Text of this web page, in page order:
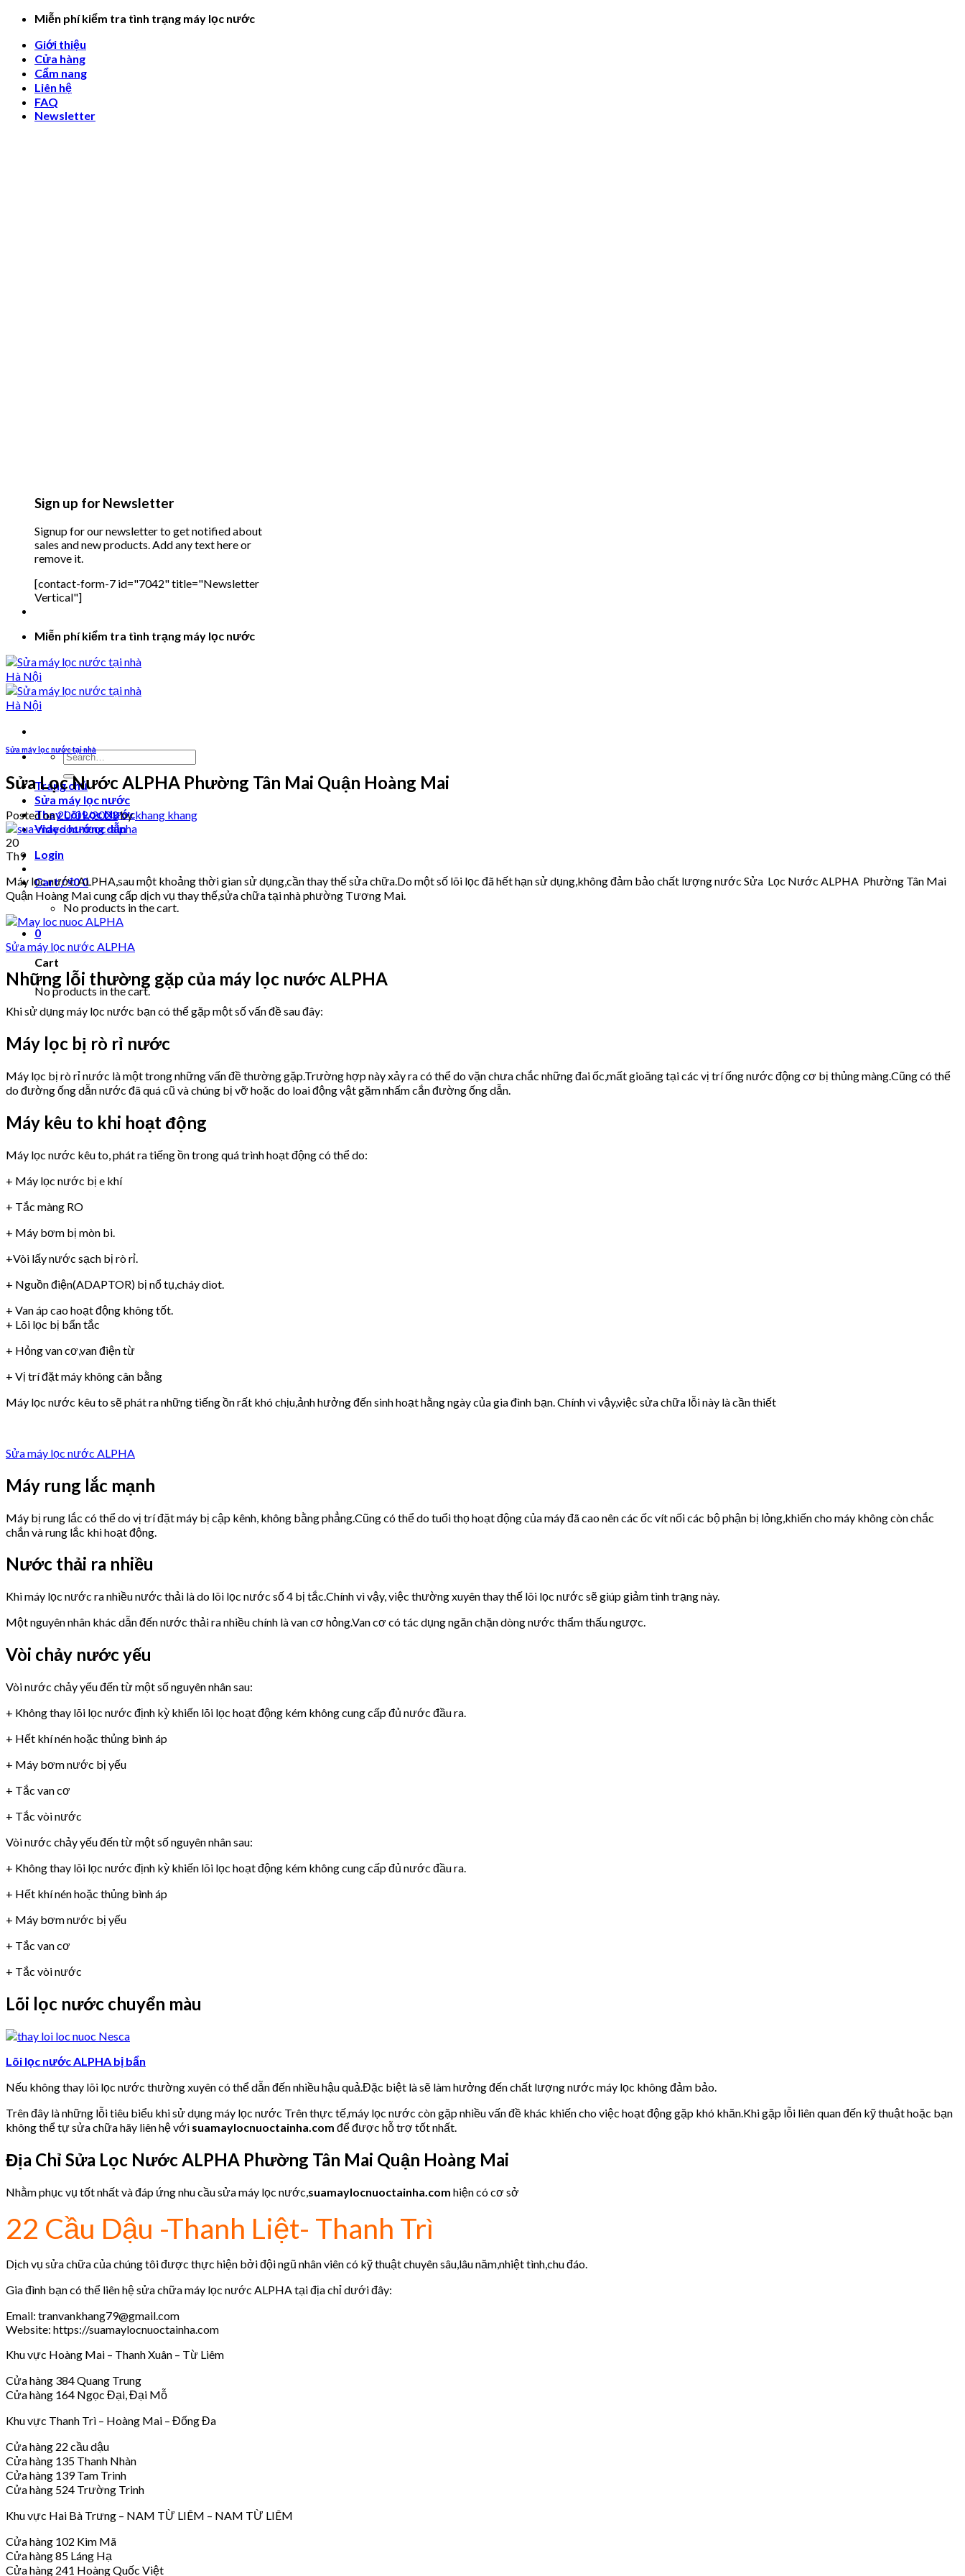
Skip
content
Miễn phí kiểm tra tình trạng máy lọc nước
Giới thiệu
Cửa hàng
Cẩm nang
Liên hệ
FAQ
Newsletter
Sign up for Newsletter
Signup for our newsletter to get notified about
sales and new products. Add any text here or
remove it.
[contact-form-7 id="7042" title="Newsletter
Vertical"]
Miễn phí kiểm tra tình trạng máy lọc nước
Search
for:
Trang chủ
Sửa máy lọc nước
Thay Lõi Lọc Nước
Video hướng dẫn
Login
Cart /₫00
No products in the cart.
0
Cart
No products in the cart.
Sửa máy lọc nước tại nhà
Sửa Lọc Nước ALPHA Phường Tân Mai Quận Hoàng Mai
Posted on20/09/2023bykhang khang
20
Th9
Máy lọc nước ALPHA,sau một khoảng thời gian sử dụng,cần thay thế sửa chữa.Do một số lõi lọc đã hết hạn sử dụng,không đảm bảo chất lượng nước Sửa Lọc Nước ALPHA Phường Tân Mai
Quận Hoàng Mai cung cấp dịch vụ thay thế,sửa chữa tại nhà phường Tương Mai.
Sửa máy lọc nước ALPHA
Những lỗi thường gặp của máy lọc nước ALPHA
Khi sử dụng máy lọc nước bạn có thể gặp một số vấn đề sau đây:
Máy lọc bị rò rỉ nước
Máy lọc bị rò rỉ nước là một trong những vấn đề thường gặp.Trường hợp này xảy ra có thể do vặn chưa chắc những đai ốc,mất gioăng tại các vị trí ống nước động cơ bị thủng màng.Cũng có thể
do đường ống dẫn nước đã quá cũ và chúng bị vỡ hoặc do loai động vật gặm nhấm cắn đường ống dẫn.
Máy kêu to khi hoạt động
Máy lọc nước kêu to, phát ra tiếng ồn trong quá trình hoạt động có thể do:
+ Máy lọc nước bị e khí
+ Tắc màng RO
+ Máy bơm bị mòn bi.
+Vòi lấy nước sạch bị rò rỉ.
+ Nguồn điện(ADAPTOR) bị nổ tụ,cháy diot.
+ Van áp cao hoạt động không tốt.
+ Lõi lọc bị bẩn tắc
+ Hỏng van cơ,van điện từ
+ Vị trí đặt máy không cân bằng
Máy lọc nước kêu to sẽ phát ra những tiếng ồn rất khó chịu,ảnh hưởng đến sinh hoạt hằng ngày của gia đình bạn. Chính vì vậy,việc sửa chữa lỗi này là cần thiết
Sửa máy lọc nước ALPHA
Máy rung lắc mạnh
Máy bị rung lắc có thể do vị trí đặt máy bị cập kênh, không bằng phẳng.Cũng có thể do tuổi thọ hoạt động của máy đã cao nên các ốc vít nối các bộ phận bị lỏng,khiến cho máy không còn chắc
chắn và rung lắc khi hoạt động.
Nước thải ra nhiều
Khi máy lọc nước ra nhiều nước thải là do lõi lọc nước số 4 bị tắc.Chính vì vậy, việc thường xuyên thay thế lõi lọc nước sẽ giúp giảm tình trạng này.
Một nguyên nhân khác dẫn đến nước thải ra nhiều chính là van cơ hỏng.Van cơ có tác dụng ngăn chặn dòng nước thẩm thấu ngược.
Vòi chảy nước yếu
Vòi nước chảy yếu đến từ một số nguyên nhân sau:
+ Không thay lõi lọc nước định kỳ khiến lõi lọc hoạt động kém không cung cấp đủ nước đầu ra.
+ Hết khí nén hoặc thủng bình áp
+ Máy bơm nước bị yếu
+ Tắc van cơ
+ Tắc vòi nước
Vòi nước chảy yếu đến từ một số nguyên nhân sau:
+ Không thay lõi lọc nước định kỳ khiến lõi lọc hoạt động kém không cung cấp đủ nước đầu ra.
+ Hết khí nén hoặc thủng bình áp
+ Máy bơm nước bị yếu
+ Tắc van cơ
+ Tắc vòi nước
Lõi lọc nước chuyển màu
Lõi lọc nước ALPHA bị bẩn
Nếu không thay lõi lọc nước thường xuyên có thể dẫn đến nhiều hậu quả.Đặc biệt là sẽ làm hưởng đến chất lượng nước máy lọc không đảm bảo.
Trên đây là những lỗi tiêu biểu khi sử dụng máy lọc nước Trên thực tế,máy lọc nước còn gặp nhiều vấn đề khác khiến cho việc hoạt động gặp khó khăn.Khi gặp lỗi liên quan đến kỹ thuật hoặc bạn
không thể tự sửa chữa hãy liên hệ với suamaylocnuoctainha.com để được hỗ trợ tốt nhất.
Địa Chỉ Sửa Lọc Nước ALPHA Phường Tân Mai Quận Hoàng Mai
Nhằm phục vụ tốt nhất và đáp ứng nhu cầu sửa máy lọc nước, suamaylocnuoctainha.com hiện có cơ sở
22 Cầu Dậu -Thanh Liệt- Thanh Trì
Dịch vụ sửa chữa của chúng tôi được thực hiện bởi đội ngũ nhân viên có kỹ thuật chuyên sâu,lâu năm,nhiệt tình,chu đáo.
Gia đình bạn có thể liên hệ sửa chữa máy lọc nước ALPHA tại địa chỉ dưới đây:
Email: tranvankhang79@gmail.com
Website: https://suamaylocnuoctainha.com
Khu vực Hoàng Mai – Thanh Xuân – Từ Liêm
Cửa hàng 384 Quang Trung
Cửa hàng 164 Ngọc Đại, Đại Mỗ
Khu vực Thanh Trì – Hoàng Mai – Đống Đa
Cửa hàng 22 cầu dậu
Cửa hàng 135 Thanh Nhàn
Cửa hàng 139 Tam Trinh
Cửa hàng 524 Trường Trinh
Khu vực Hai Bà Trưng – NAM TỪ LIÊM – NAM TỪ LIÊM
Cửa hàng 102 Kim Mã
Cửa hàng 85 Láng Hạ
Cửa hàng 241 Hoàng Quốc Việt